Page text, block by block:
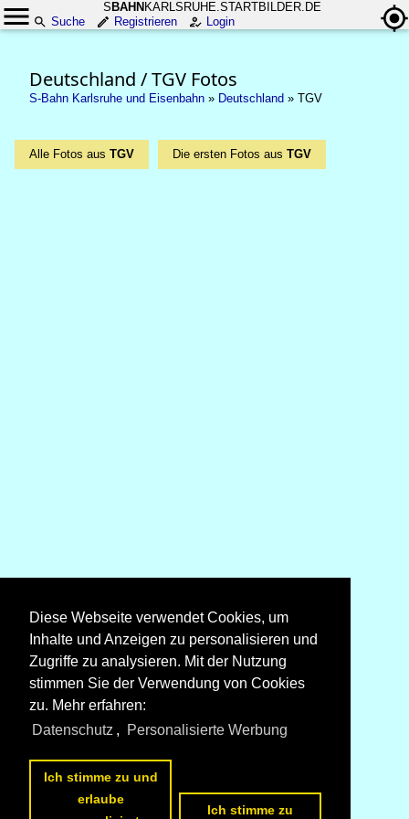
S BAHN KARLSRUHE.STARTBILDER.DE
Suche
Registrieren Login
Deutschland / TGV Fotos
S-Bahn Karlsruhe und Eisenbahn » Deutschland » TGV
Alle Fotos aus TGV Die ersten Fotos aus TGV
TGV 2N2
Alle Fotos ausTGV
Diese Webseite verwendet Cookies, um
Inhalte und Anzeigen zu personalisieren und
Zugriffe zu analysieren. Mit der Nutzung
stimmen Sie der Verwendung von Cookies
zu. Mehr erfahren:
Datenschutz , Personalisierte Werbung
Ich stimme zu und
erlaube
Ich stimme zu